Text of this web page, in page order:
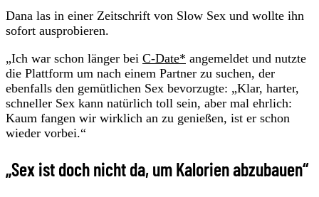
Dana las in einer Zeitschrift von Slow Sex und wollte ihn
sofort ausprobieren.
„Ich war schon länger bei C-Date* angemeldet und nutzte
die Plattform um nach einem Partner zu suchen, der
ebenfalls den gemütlichen Sex bevorzugte: „Klar, harter,
schneller Sex kann natürlich toll sein, aber mal ehrlich:
Kaum fangen wir wirklich an zu genießen, ist er schon
wieder vorbei.“
„Sex ist doch nicht da, um Kalorien abzubauen“